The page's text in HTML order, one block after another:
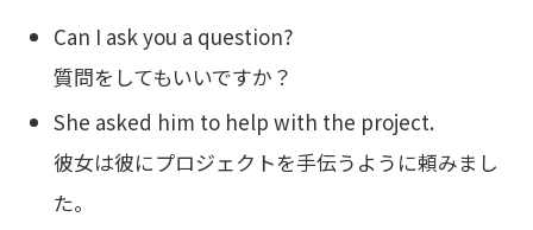
Can I ask you a question?
質問をしてもいいですか？
She asked him to help with the project.
彼女は彼にプロジェクトを手伝うように頼みまし
た。